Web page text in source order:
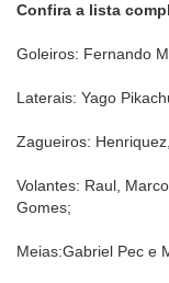
Confira a lista
Goleiros: Fernando
Laterais: Yago
Zagueiros:
Volantes: Raul,
Gomes;
Meias:Gabriel Pec e